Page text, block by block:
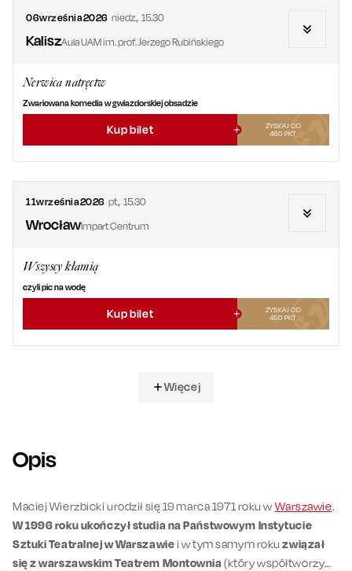
06września2026 niedz., 15.30
KaliszAula UAM im. prof. Jerzego Rubińskiego
Nerwica natręctw
Zwariowana komedia w gwiazdorskiej obsadzie
Kup bilet
ZYSKAJ OD
480 PKT
11września2026 pt., 15.30
WrocławImpart Centrum
Wszyscy kłamią
czyli pic na wodę
Kup bilet
ZYSKAJ OD
450 PKT
Więcej
Opis
Maciej Wierzbicki urodził się 19 marca 1971 roku wWarszawie.
W 1996 roku ukończył studia na Państwowym Instytucie
Sztuki Teatralnej w Warszawiei w tym samym rokuzwiązał
się z warszawskim Teatrem Montownia(który współtworzy